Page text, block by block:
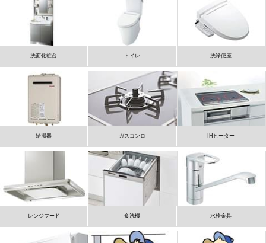
洗面化粧台 トイレ 洗浄便座
給湯器 ガスコンロ IHヒーター
レンジフード 食洗機 水栓金具